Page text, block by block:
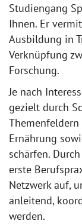
Studiengang
Ihnen. Er
Ausbildung in
Verknüpfung
Forschung.
Je nach
gezielt durch
Ernährung
schärfen.
erste
Netzwerk auf,
anleitend,
werden.